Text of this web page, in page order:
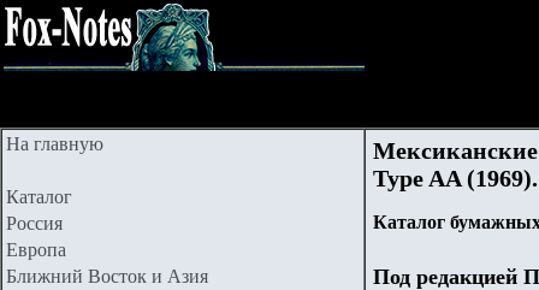
На главную
Каталог
Россия
Европа
Ближний Восток и Азия
Type AA (1969).
Каталог
Под редакцией